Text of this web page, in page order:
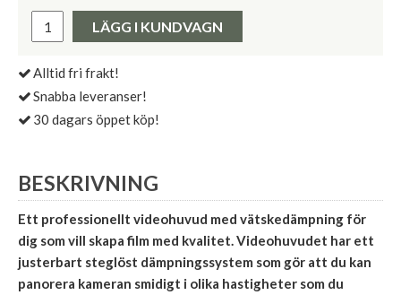
Pris:
LÄGG I KUNDVAGN
Alltid fri frakt!
Snabba leveranser!
30 dagars öppet köp!
BESKRIVNING
Ett professionellt videohuvud med vätskedämpning för
dig som vill skapa film med kvalitet. Videohuvudet har ett
justerbart steglöst dämpningssystem som gör att du kan
panorera kameran smidigt i olika hastigheter som du